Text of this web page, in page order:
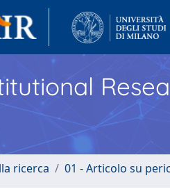
ricerca 01 - Articolo su